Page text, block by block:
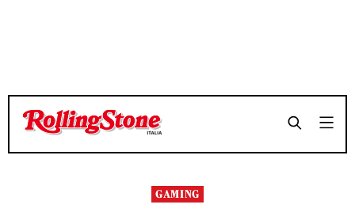
TEMPO DI LETTURA 3 MINUTI SHARE
TEMPO DI LETTURA 3 MINUTI SHARE
GAMING